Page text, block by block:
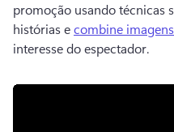
promoção usando técnicas
histórias e combine
interesse do espectador.